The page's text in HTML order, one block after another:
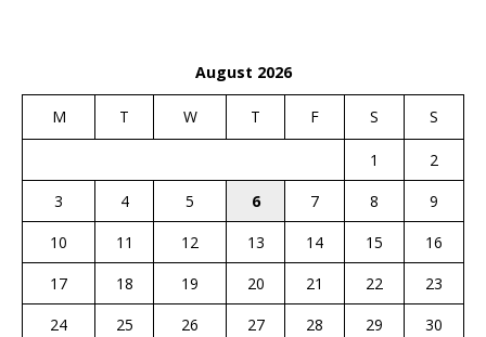
August 2026
M T W T F S S
1
2
3
4 5 6 7 8
9
10
11 12 13 14 15
16
17
18 19 20 21 22
23
24
25 26 27 28 29
30